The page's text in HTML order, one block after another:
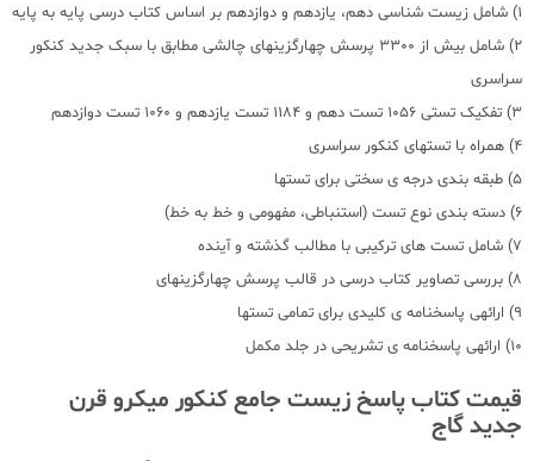
1) شامل زیست شناسی دهم، یازدهم و دوازدهم بر اساس کتاب درسی پایه به پایه
2) شامل بیش از 3300 پرسش چهارگزینهای چالشی مطابق با سبک جدید کنکور
سراسری
3) تفکیک تستی 1056 تست دهم و 1184 تست یازدهم و 1060 تست دوازدهم
4) همراه با تستهای کنکور سراسری
5) طبقه بندی درجه ی سختی برای تستها
6) دسته بندی نوع تست (استنباطی، مفهومی و خط به خط)
7) شامل تست های ترکیبی با مطالب گذشته و آینده
8) بررسی تصاویر کتاب درسی در قالب پرسش چهارگزینهای
9) ارائهی پاسخنامه ی کلیدی برای تمامی تستها
10) ارائهی پاسخنامه ی تشریحی در جلد مکمل
قیمت کتاب پاسخ زیست جامع کنکور میکرو قرن
جدید گاج